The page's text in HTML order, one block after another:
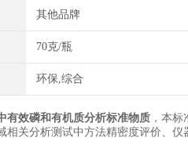
其他品牌
70克/瓶
环保,综合
有效磷和有机质分析标准物质 ，本
相关分析测试中方法精密度评价、仪